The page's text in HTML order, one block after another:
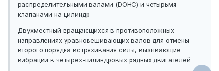
распределительными валами (DOHC) и четырьмя
клапанами на цилиндр
Двухместный вращающихся в противоположных
направлениях уравновешивающих валов для отмены
второго порядка встряхивания силы, вызывающие
вибрации в четырех-цилиндровых рядных двигателей